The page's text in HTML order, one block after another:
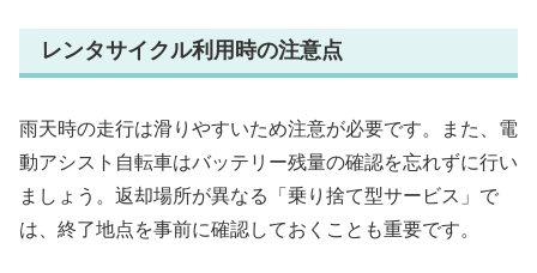
レンタサイクル利用時の注意点
雨天時の走行は滑りやすいため注意が必要です。また、電
動アシスト自転車はバッテリー残量の確認を忘れずに行い
ましょう。返却場所が異なる「乗り捨て型サービス」で
は、終了地点を事前に確認しておくことも重要です。